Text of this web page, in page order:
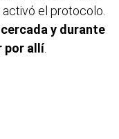
el protocolo.
y durante
por allí.